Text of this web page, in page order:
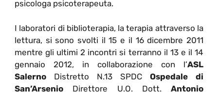
psicologa psicoterapeuta.
I laboratori di biblioterapia, la terapia attraverso la
lettura, si sono svolti il 15 e il 16 dicembre 2011
mentre gli ultimi 2 incontri si terranno il 13 e il 14
gennaio 2012, in collaborazione con l’ASL
Salerno Distretto N.13 SPDC Ospedale di
San’Arsenio Direttore U.O. Dott. Antonio